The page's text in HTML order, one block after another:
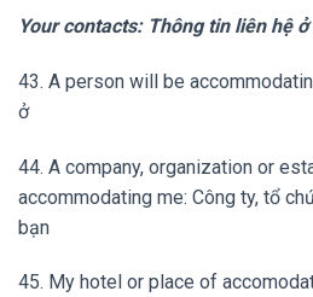
Your contacts: Thông tin liên hệ ở
43. A person will be
ở
44. A company, organization or
accommodating me: Công ty, tổ
bạn
45. My hotel or place of